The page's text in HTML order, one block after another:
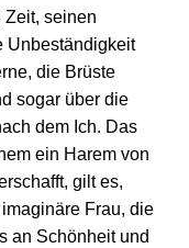
Zeit, seinen
Unbeständigkeit
die Brüste
sogar über die
dem Ich. Das
ein Harem von
gilt es,
Frau, die
an Schönheit und